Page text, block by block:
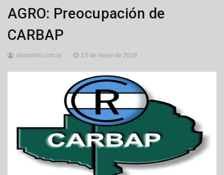
Agro ,
Nacionales
AGRO: Preocupación de
CARBAP
ahorainfo.com.ar 13 de mayo de 2019